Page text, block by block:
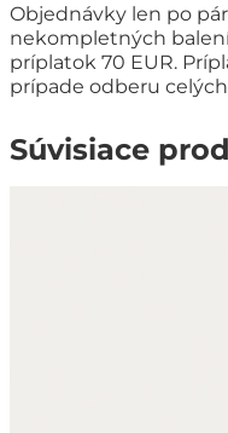
Objednávky len po
nekompletných
príplatok 70 EUR.
prípade odberu
Súvisiace